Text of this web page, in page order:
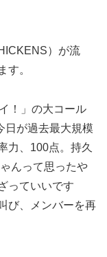
）が流
す。
！」の大コール
日が過去最大規模
力、100点。持久
んって思ったや
っていいです
び、メンバーを再